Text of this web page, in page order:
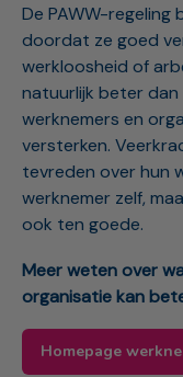
De PAWW-
doordat ze goed
werkloosheid of
natuurlijk beter dan
werknemers en
versterken.
tevreden over hun
werknemer zelf,
ook ten goede.
Meer weten over
organisatie kan
Homepage